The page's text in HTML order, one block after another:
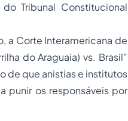
Tribunal Constitucional
a Corte Interamericana de
do Araguaia) vs. Brasil”
de que anistias e institutos
punir os responsáveis por